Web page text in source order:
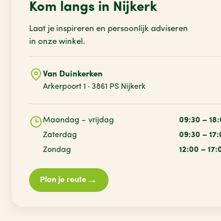
Kom langs in Nijkerk
Laat je inspireren en persoonlijk adviseren
in onze winkel.
Van Duinkerken
Arkerpoort 1 · 3861 PS Nijkerk
Maandag – vrijdag
09:30 –
Zaterdag
09:30 –
Zondag
12:00 –
Plan je route →